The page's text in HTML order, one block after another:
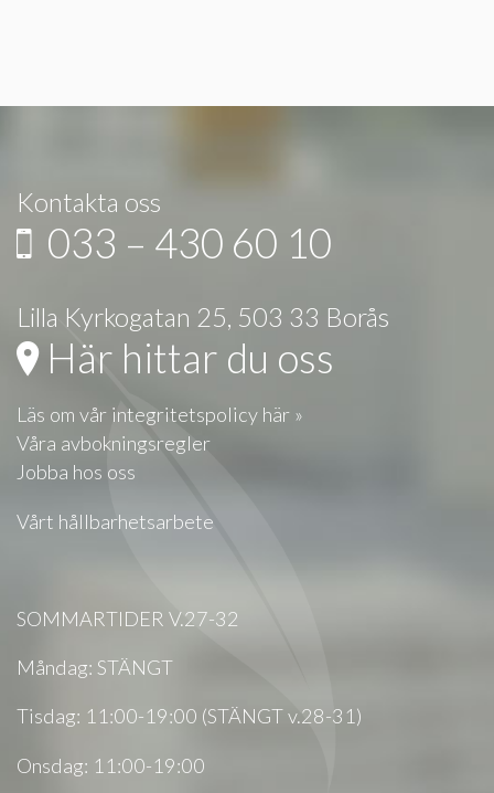
Kontakta oss
033 – 430 60 10
Lilla Kyrkogatan 25, 503 33 Borås
Här hittar du oss
Läs om vår integritetspolicy här »
Våra avbokningsregler
Jobba hos oss
Vårt hållbarhetsarbete
SOMMARTIDER V.27-32
Måndag: STÄNGT
Tisdag: 11:00-19:00 (STÄNGT v.28-31)
Onsdag: 11:00-19:00